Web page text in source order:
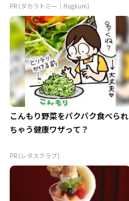
PR (タカラトミー｜Hugkum)
こんもり野菜をパクパク食べられ
ちゃう健康ワザって？
PR (レタスクラブ)